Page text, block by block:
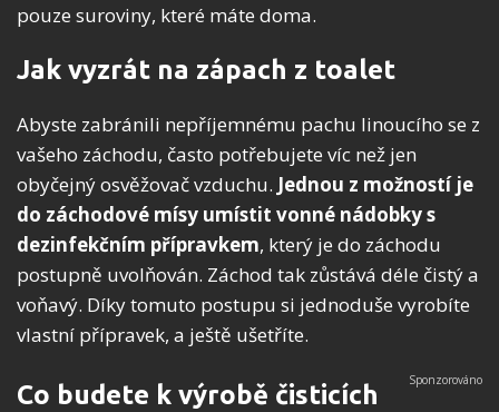
pouze suroviny, které máte doma.
Jak vyzrát na zápach z toalet
Abyste zabránili nepříjemnému pachu linoucího se z
vašeho záchodu, často potřebujete víc než jen
obyčejný osvěžovač vzduchu. Jednou z možností je
do záchodové mísy umístit vonné nádobky s
dezinfekčním přípravkem, který je do záchodu
postupně uvolňován. Záchod tak zůstává déle čistý a
voňavý. Díky tomuto postupu si jednoduše vyrobíte
vlastní přípravek, a ještě ušetříte.
Co budete k výrobě čisticích